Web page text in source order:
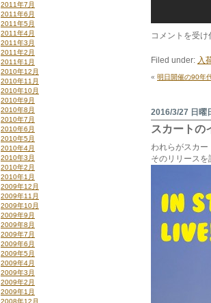
ゴ
ン
ィ
と
銀
ボ
ー
コメントを受
Filed under: 入
« 明日開催の90年
2016/3/27 日曜
スカートの
われらがスカ
そのリリース
2011年7月
2011年6月
2011年5月
2011年4月
2011年3月
2011年2月
2011年1月
2010年12月
2010年11月
2010年10月
2010年9月
2010年8月
2010年7月
2010年6月
2010年5月
2010年4月
2010年3月
2010年2月
2010年1月
2009年12月
2009年11月
2009年10月
2009年9月
2009年8月
2009年7月
2009年6月
2009年5月
2009年4月
2009年3月
2009年2月
2009年1月
2008年12月